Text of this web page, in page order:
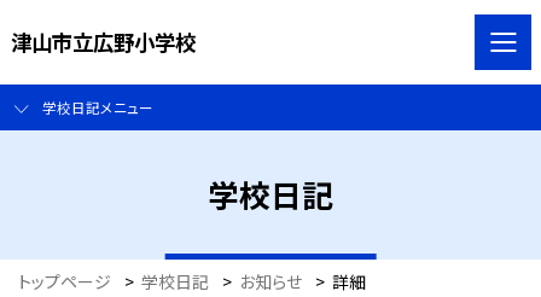
津山市立広野小学校
学校日記メニュー
学校日記
トップページ > 学校日記 > お知らせ > 詳細